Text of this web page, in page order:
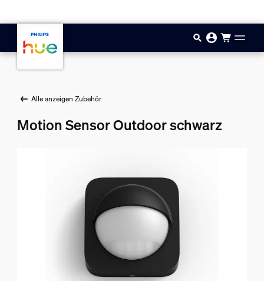
Alle anzeigen Zubehör
Motion Sensor Outdoor schwarz